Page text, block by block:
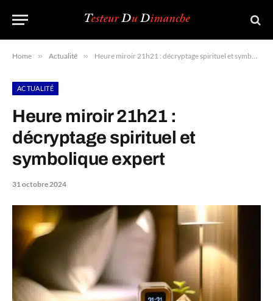
Home » Actualité » Heure miroir 21h21 : décryptage spirituel et symbolique expert
ACTUALITÉ
Heure miroir 21h21 :
décryptage spirituel et
symbolique expert
31 octobre 2024